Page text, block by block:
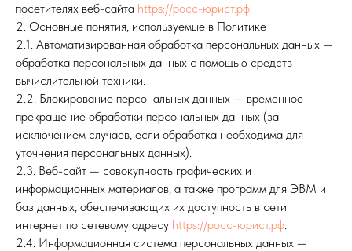
посетителях веб-сайта https://росс-юрист.рф.
2. Основные понятия, используемые в Политике
2.1. Автоматизированная обработка персональных данных —
обработка персональных данных с помощью средств
вычислительной техники.
2.2. Блокирование персональных данных — временное
прекращение обработки персональных данных (за
исключением случаев, если обработка необходима для
уточнения персональных данных).
2.3. Веб-сайт — совокупность графических и
информационных материалов, а также программ для ЭВМ и
баз данных, обеспечивающих их доступность в сети
интернет по сетевому адресу https://росс-юрист.рф.
2.4. Информационная система персональных данных —